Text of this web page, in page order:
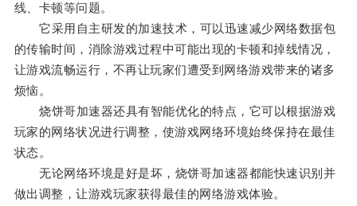
线、卡顿等问题。
它采用自主研发的加速技术，可以迅速减少网络数据包
的传输时间，消除游戏过程中可能出现的卡顿和掉线情况，
让游戏流畅运行，不再让玩家们遭受到网络游戏带来的诸多
烦恼。
烧饼哥加速器还具有智能优化的特点，它可以根据游戏
玩家的网络状况进行调整，使游戏网络环境始终保持在最佳
状态。
无论网络环境是好是坏，烧饼哥加速器都能快速识别并
做出调整，让游戏玩家获得最佳的网络游戏体验。